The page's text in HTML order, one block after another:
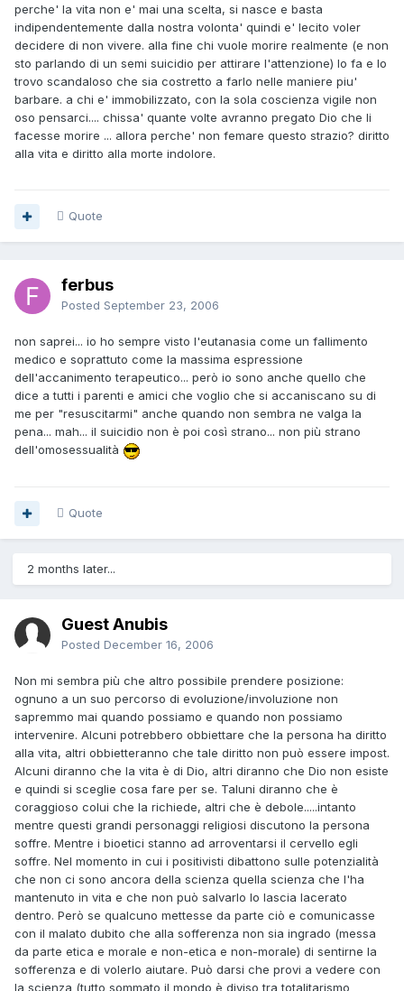
perche' la vita non e' mai una scelta, si nasce e basta
indipendentemente dalla nostra volonta' quindi e' lecito voler
decidere di non vivere. alla fine chi vuole morire realmente (e non
sto parlando di un semi suicidio per attirare l'attenzione) lo fa e lo
trovo scandaloso che sia costretto a farlo nelle maniere piu'
barbare. a chi e' immobilizzato, con la sola coscienza vigile non
oso pensarci.... chissa' quante volte avranno pregato Dio che li
facesse morire ... allora perche' non femare questo strazio? diritto
alla vita e diritto alla morte indolore.
Quote
ferbus
Posted September 23, 2006
non saprei... io ho sempre visto l'eutanasia come un fallimento
medico e soprattuto come la massima espressione
dell'accanimento terapeutico... però io sono anche quello che
dice a tutti i parenti e amici che voglio che si accaniscano su di
me per "resuscitarmi" anche quando non sembra ne valga la
pena... mah... il suicidio non è poi così strano... non più strano
dell'omosessualità
Quote
2 months later...
Guest Anubis
Posted December 16, 2006
Non mi sembra più che altro possibile prendere posizione:
ognuno a un suo percorso di evoluzione/involuzione non
sapremmo mai quando possiamo e quando non possiamo
intervenire. Alcuni potrebbero obbiettare che la persona ha diritto
alla vita, altri obbietteranno che tale diritto non può essere impost.
Alcuni diranno che la vita è di Dio, altri diranno che Dio non esiste
e quindi si sceglie cosa fare per se. Taluni diranno che è
coraggioso colui che la richiede, altri che è debole.....intanto
mentre questi grandi personaggi religiosi discutono la persona
soffre. Mentre i bioetici stanno ad arroventarsi il cervello egli
soffre. Nel momento in cui i positivisti dibattono sulle potenzialità
che non ci sono ancora della scienza quella scienza che l'ha
mantenuto in vita e che non può salvarlo lo lascia lacerato
dentro. Però se qualcuno mettesse da parte ciò e comunicasse
con il malato dubito che alla sofferenza non sia ingrado (messa
da parte etica e morale e non-etica e non-morale) di sentirne la
sofferenza e di volerlo aiutare. Può darsi che provi a vedere con
la scienza (tutto sommato il mondo è diviso tra totalitarismo